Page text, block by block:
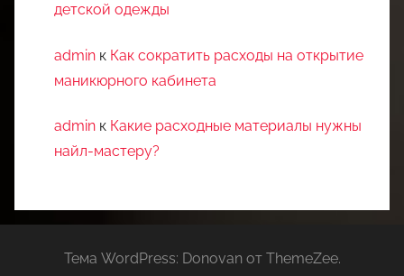
детской одежды
admin к Как сократить расходы на открытие
маникюрного кабинета
admin к Какие расходные материалы нужны
найл-мастеру?
Тема WordPress: Donovan от ThemeZee.